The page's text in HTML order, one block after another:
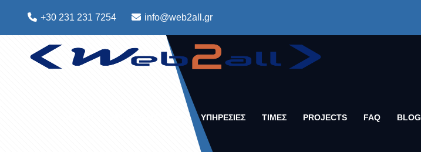
+30 231 231 7254 info@web2all.gr
ΥΠΗΡΕΣΙΕΣ ΤΙΜΕΣ PROJECTS FAQ BLOG